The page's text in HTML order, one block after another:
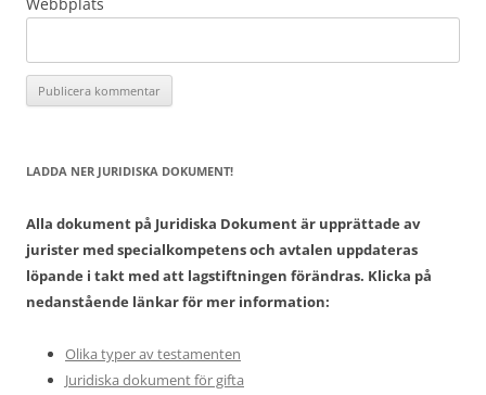
LADDA NER JURIDISKA DOKUMENT!
Alla dokument på Juridiska Dokument är upprättade av
jurister med specialkompetens och avtalen uppdateras
löpande i takt med att lagstiftningen förändras. Klicka på
nedanstående länkar för mer information:
Olika typer av testamenten
Juridiska dokument för gifta